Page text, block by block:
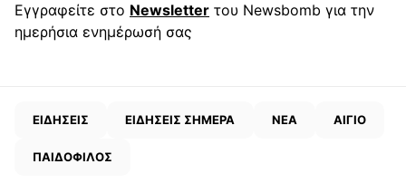
Εγγραφείτε στο Newsletter του Newsbomb για την
ημερήσια ενημέρωσή σας
ΕΙΔΗΣΕΙΣ ΕΙΔΗΣΕΙΣ ΣΗΜΕΡΑ ΝΕΑ ΑΙΓΙΟ
ΠΑΙΔΟΦΙΛΟΣ